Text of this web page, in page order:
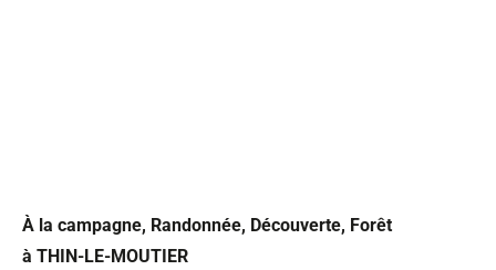
À la campagne, Randonnée, Découverte, Forêt
à THIN-LE-MOUTIER